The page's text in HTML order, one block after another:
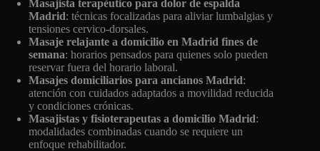
Masajista terapéutico para dolor de espalda
Madrid: técnicas focalizadas para aliviar lumbalgias y
tensiones cervico-dorsales.
Masaje relajante a domicilio en Madrid fines de
semana: horarios pensados para quienes solo pueden
reservar fuera del horario laboral.
Masajes domiciliarios para ancianos Madrid:
atención con cuidados adaptados a movilidad reducida
y condiciones crónicas.
Masajistas y fisioterapeutas a domicilio Madrid:
modalidades combinadas cuando se requiere un
enfoque rehabilitador.